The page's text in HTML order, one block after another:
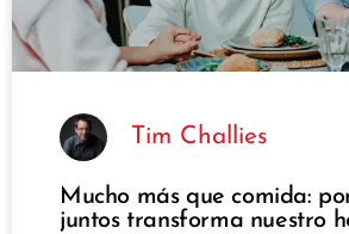
Tim Challies
Mucho más que comida:
juntos transforma nuestro